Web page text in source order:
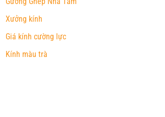
Xưởng kính
Giá kính cường lực
Kính màu trà